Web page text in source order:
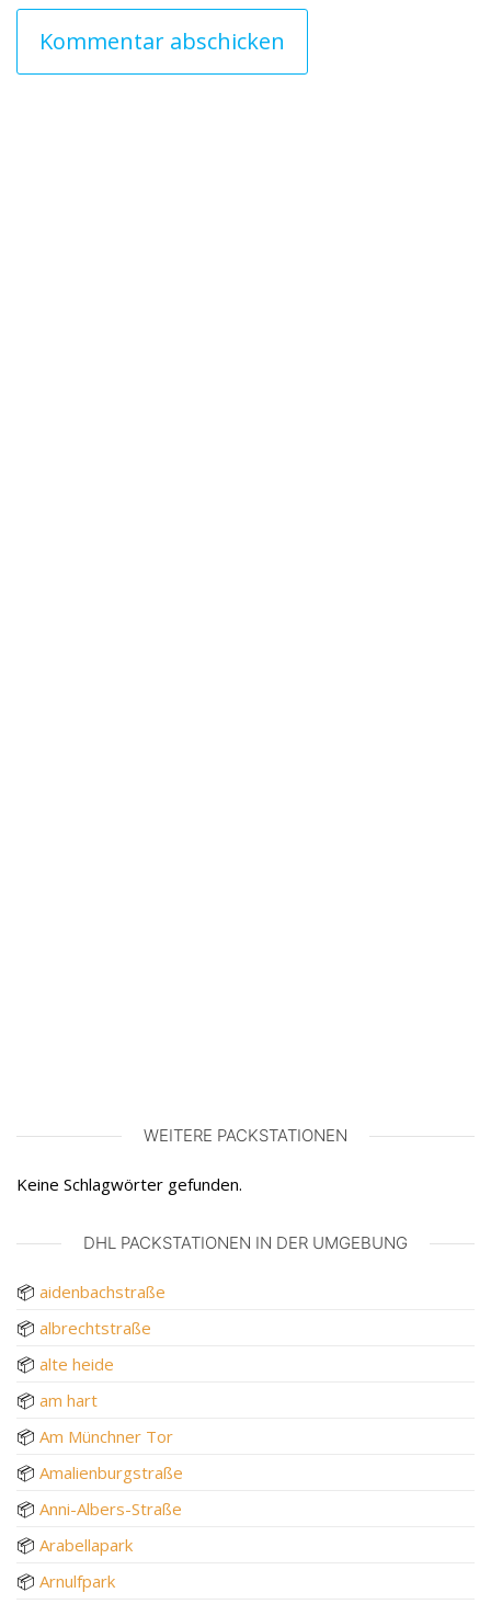
WEITERE PACKSTATIONEN
Keine Schlagwörter gefunden.
DHL PACKSTATIONEN IN DER UMGEBUNG
📦 aidenbachstraße
📦 albrechtstraße
📦 alte heide
📦 am hart
📦 Am Münchner Tor
📦 Amalienburgstraße
📦 Anni-Albers-Straße
📦 Arabellapark
📦 Arnulfpark